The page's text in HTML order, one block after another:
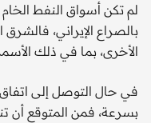
لم تكن أسواق النفط
بالصراع الإيراني،
الأخرى، بما في ذلك
في حال التوصل إلى
بسرعة، فمن المتوقع أن